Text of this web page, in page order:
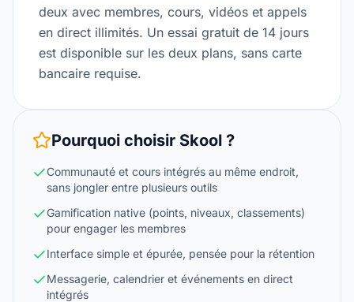
deux avec membres, cours, vidéos et appels
en direct illimités. Un essai gratuit de 14 jours
est disponible sur les deux plans, sans carte
bancaire requise.
Pourquoi choisir Skool ?
Communauté et cours intégrés au même endroit,
sans jongler entre plusieurs outils
Gamification native (points, niveaux, classements)
pour engager les membres
Interface simple et épurée, pensée pour la rétention
Messagerie, calendrier et événements en direct
intégrés